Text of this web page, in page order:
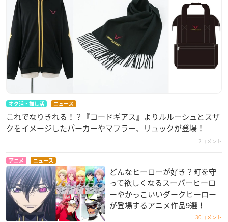
オタ活・推し活 ニュース
これでなりきれる！？『コードギアス』よりルルーシュとスザ
クをイメージしたパーカーやマフラー、リュックが登場！
2コメント
アニメ ニュース
どんなヒーローが好き？町を守
って欲しくなるスーパーヒーロ
ーやかっこいいダークヒーロー
が登場するアニメ作品9選！
30コメント